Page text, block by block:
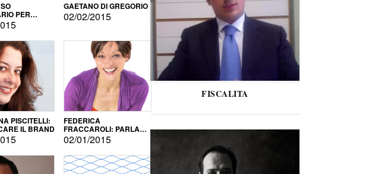
PER
GAETANO DI GREGORIO
02/02/2015
PISCITELLI:
IL BRAND
FEDERICA
FRACCAROLI: PARLARE
LINGUE DIVERSE
02/01/2015
FISCALITA